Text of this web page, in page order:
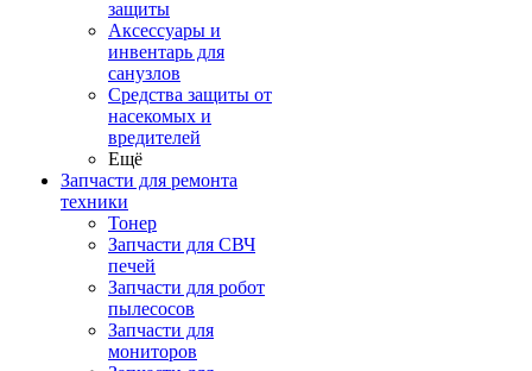
защиты
Аксессуары и
инвентарь для
санузлов
Средства защиты от
насекомых и
вредителей
Ещё
Запчасти для ремонта
техники
Тонер
Запчасти для СВЧ
печей
Запчасти для робот
пылесосов
Запчасти для
мониторов